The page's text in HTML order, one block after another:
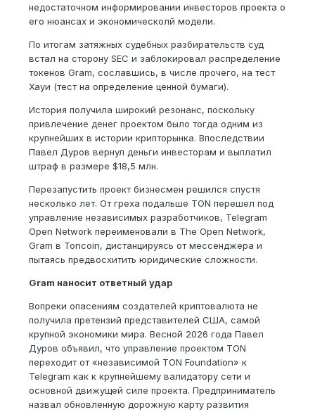
недостаточном информировании инвесторов проекта о
его нюансах и экономическолй модели.
По итогам затяжных судебных разбирательств суд
встал на сторону SEC и заблокировал распределение
токенов Gram, сославшись, в числе прочего, на тест
Хауи (тест на определение ценной бумаги).
История получила широкий резонанс, поскольку
привлечение денег проектом было тогда одним из
крупнейших в истории крипторынка. Впоследствии
Павел Дуров вернул деньги инвесторам и выплатил
штраф в размере $18,5 млн.
Перезапустить проект бизнесмен решился спустя
несколько лет. От греха подальше TON перешел под
управление независимых разработчиков, Telegram
Open Network переименовали в The Open Network,
Gram в Toncoin, дистанцируясь от мессенджера и
пытаясь предвосхитить юридические сложности.
Gram наносит ответный удар
Вопреки опасениям создателей криптовалюта не
получила претензий представителей США, самой
крупной экономики мира. Весной 2026 года Павел
Дуров объявил, что управление проектом TON
переходит от «независимой TON Foundation» к
Telegram как к крупнейшему валидатору сети и
основной движущей силе проекта. Предприниматель
назвал обновленную дорожную карту развития